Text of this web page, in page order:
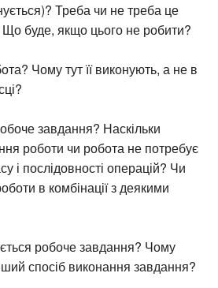
Треба чи не треба це
буде, якщо цього не робити?
Чому тут її виконують, а не в
завдання? Наскільки
роботи чи робота не потребує
і послідовності операцій? Чи
в комбінації з деякими
робоче завдання? Чому
спосіб виконання завдання?